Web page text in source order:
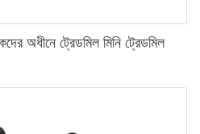
অধীনে ট্রেডমিল মিনি ট্রেডমিল